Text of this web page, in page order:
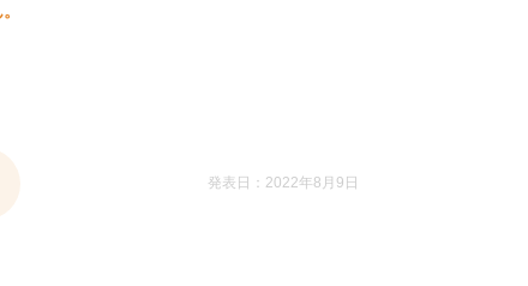
発表日：2022年8月9日